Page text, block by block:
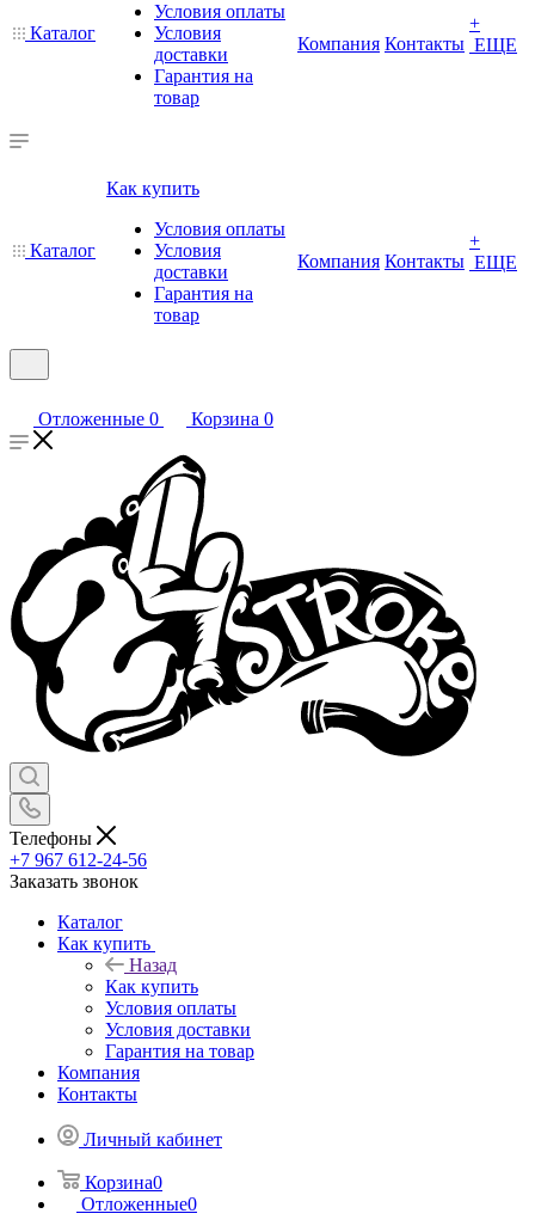
Каталог
Условия оплаты
Условия
доставки
Гарантия на
товар
Компания Контакты
+
ЕЩЕ
Каталог
Как купить
Условия оплаты
Условия
доставки
Гарантия на
товар
Компания Контакты
+
ЕЩЕ
Отложенные 0 Корзина 0
Телефоны
+7 967 612-24-56
Заказать звонок
Каталог
Как купить
Назад
Как купить
Условия оплаты
Условия доставки
Гарантия на товар
Компания
Контакты
Личный кабинет
Корзина0
Отложенные0